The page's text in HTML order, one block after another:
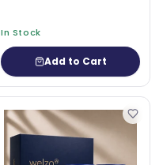
In Stock
Add to Cart